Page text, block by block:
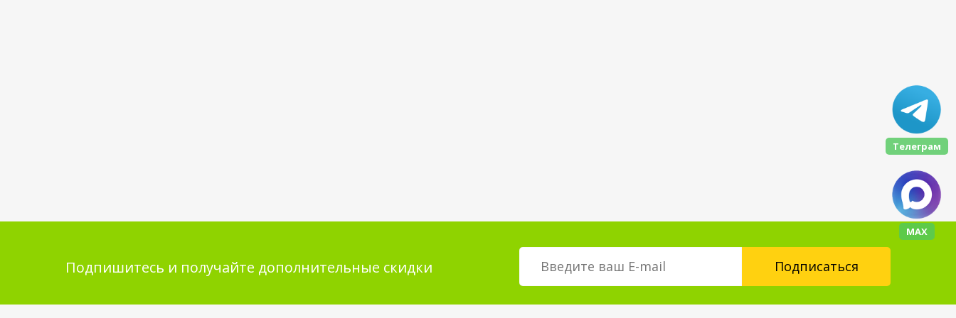
Подпишитесь и получайте дополнительные скидки
Телеграм
МАХ